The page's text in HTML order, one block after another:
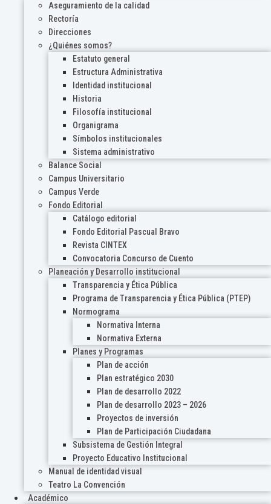
Aseguramiento de la calidad
Rectoría
Direcciones
¿Quiénes somos?
Estatuto general
Estructura Administrativa
Identidad institucional
Historia
Filosofía institucional
Organigrama
Símbolos institucionales
Sistema administrativo
Balance Social
Campus Universitario
Campus Verde
Fondo Editorial
Catálogo editorial
Fondo Editorial Pascual Bravo
Revista CINTEX
Convocatoria Concurso de Cuento
Planeación y Desarrollo institucional
Transparencia y Ética Pública
Programa de Transparencia y Ética Pública (PTEP)
Normograma
Normativa Interna
Normativa Externa
Planes y Programas
Plan de acción
Plan estratégico 2030
Plan de desarrollo 2022
Plan de desarrollo 2023 – 2026
Proyectos de inversión
Plan de Participación Ciudadana
Subsistema de Gestión Integral
Proyecto Educativo Institucional
Manual de identidad visual
Teatro La Convención
Académico